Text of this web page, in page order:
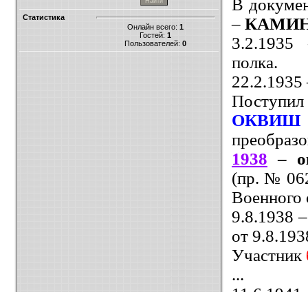
Статистика
Онлайн всего: 1
Гостей: 1
Пользователей: 0
В
–
3.2.1935
полка.
22.2.1935
ОКВИШ
1938 –
(пр. №
9.8.1938
от
Участник
...